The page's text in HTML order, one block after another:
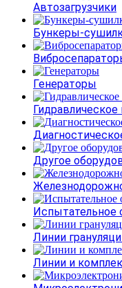
Автозагрузчики
Бункеры-
Генераторы
Другое
Испытательное
Линии
Линии и